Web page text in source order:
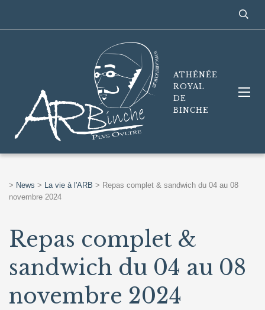
ATHÉNÉE
ROYAL
DE
BINCHE
> News > La vie à l'ARB > Repas complet & sandwich du 04 au 08
novembre 2024
Repas complet &
sandwich du 04 au 08
novembre 2024